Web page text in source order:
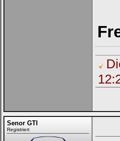
Senor GTI
Registriert